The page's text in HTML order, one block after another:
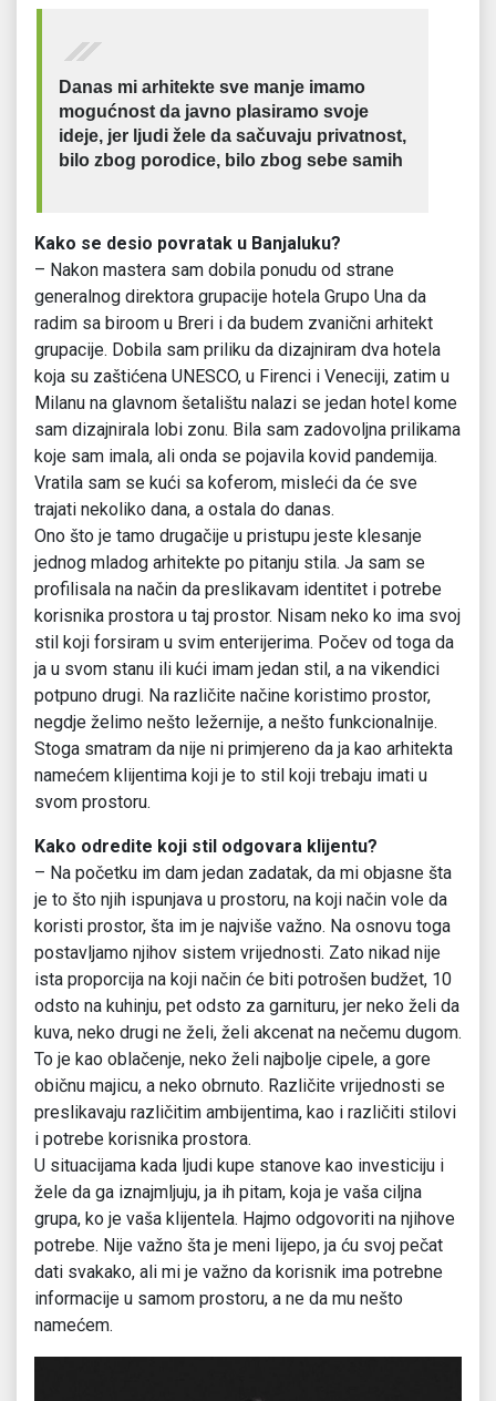
Danas mi arhitekte sve manje imamo
mogućnost da javno plasiramo svoje
ideje, jer ljudi žele da sačuvaju privatnost,
bilo zbog porodice, bilo zbog sebe samih
Kako se desio povratak u Banjaluku?
– Nakon mastera sam dobila ponudu od strane
generalnog direktora grupacije hotela Grupo Una da
radim sa biroom u Breri i da budem zvanični arhitekt
grupacije. Dobila sam priliku da dizajniram dva hotela
koja su zaštićena UNESCO, u Firenci i Veneciji, zatim u
Milanu na glavnom šetalištu nalazi se jedan hotel kome
sam dizajnirala lobi zonu. Bila sam zadovoljna prilikama
koje sam imala, ali onda se pojavila kovid pandemija.
Vratila sam se kući sa koferom, misleći da će sve
trajati nekoliko dana, a ostala do danas.
Ono što je tamo drugačije u pristupu jeste klesanje
jednog mladog arhitekte po pitanju stila. Ja sam se
profilisala na način da preslikavam identitet i potrebe
korisnika prostora u taj prostor. Nisam neko ko ima svoj
stil koji forsiram u svim enterijerima. Počev od toga da
ja u svom stanu ili kući imam jedan stil, a na vikendici
potpuno drugi. Na različite načine koristimo prostor,
negdje želimo nešto ležernije, a nešto funkcionalnije.
Stoga smatram da nije ni primjereno da ja kao arhitekta
namećem klijentima koji je to stil koji trebaju imati u
svom prostoru.
Kako odredite koji stil odgovara klijentu?
– Na početku im dam jedan zadatak, da mi objasne šta
je to što njih ispunjava u prostoru, na koji način vole da
koristi prostor, šta im je najviše važno. Na osnovu toga
postavljamo njihov sistem vrijednosti. Zato nikad nije
ista proporcija na koji način će biti potrošen budžet, 10
odsto na kuhinju, pet odsto za garnituru, jer neko želi da
kuva, neko drugi ne želi, želi akcenat na nečemu dugom.
To je kao oblačenje, neko želi najbolje cipele, a gore
običnu majicu, a neko obrnuto. Različite vrijednosti se
preslikavaju različitim ambijentima, kao i različiti stilovi
i potrebe korisnika prostora.
U situacijama kada ljudi kupe stanove kao investiciju i
žele da ga iznajmljuju, ja ih pitam, koja je vaša ciljna
grupa, ko je vaša klijentela. Hajmo odgovoriti na njihove
potrebe. Nije važno šta je meni lijepo, ja ću svoj pečat
dati svakako, ali mi je važno da korisnik ima potrebne
informacije u samom prostoru, a ne da mu nešto
namećem.